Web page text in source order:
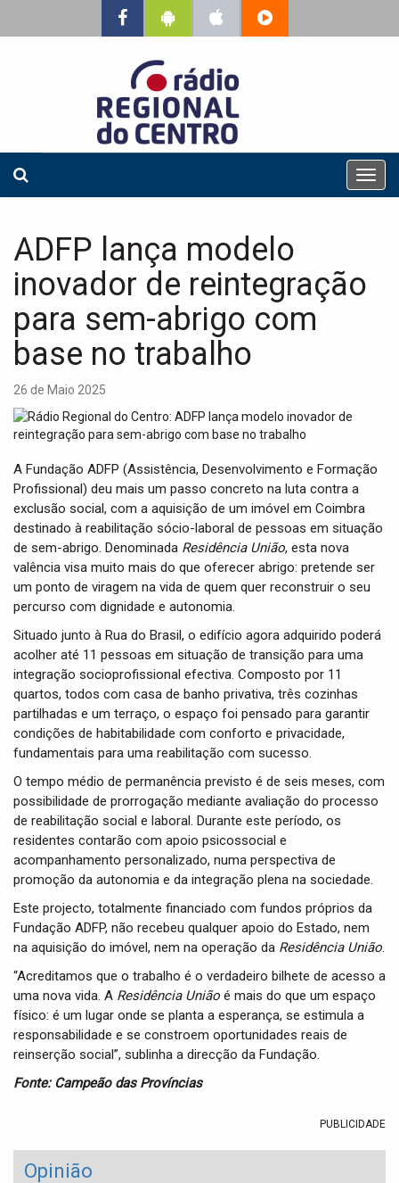
T
o
n
ADFP lança modelo
inovador de reintegração
para sem-abrigo com
base no trabalho
26 de Maio 2025
A Fundação ADFP (Assistência, Desenvolvimento e Formação
Profissional) deu mais um passo concreto na luta contra a
exclusão social, com a aquisição de um imóvel em Coimbra
destinado à reabilitação sócio-laboral de pessoas em situação
de sem-abrigo. Denominada Residência União, esta nova
valência visa muito mais do que oferecer abrigo: pretende ser
um ponto de viragem na vida de quem quer reconstruir o seu
percurso com dignidade e autonomia.
Situado junto à Rua do Brasil, o edifício agora adquirido poderá
acolher até 11 pessoas em situação de transição para uma
integração socioprofissional efectiva. Composto por 11
quartos, todos com casa de banho privativa, três cozinhas
partilhadas e um terraço, o espaço foi pensado para garantir
condições de habitabilidade com conforto e privacidade,
fundamentais para uma reabilitação com sucesso.
O tempo médio de permanência previsto é de seis meses, com
possibilidade de prorrogação mediante avaliação do processo
de reabilitação social e laboral. Durante este período, os
residentes contarão com apoio psicossocial e
acompanhamento personalizado, numa perspectiva de
promoção da autonomia e da integração plena na sociedade.
Este projecto, totalmente financiado com fundos próprios da
Fundação ADFP, não recebeu qualquer apoio do Estado, nem
na aquisição do imóvel, nem na operação da Residência União.
“Acreditamos que o trabalho é o verdadeiro bilhete de acesso a
uma nova vida. A Residência União é mais do que um espaço
físico: é um lugar onde se planta a esperança, se estimula a
responsabilidade e se constroem oportunidades reais de
reinserção social”, sublinha a direcção da Fundação.
Fonte: Campeão das Províncias
PUBLICIDADE
Opinião